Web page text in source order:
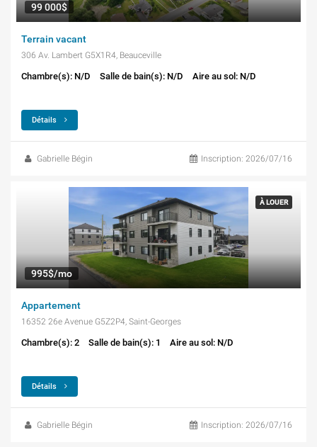
99 000$
Terrain vacant
306 Av. Lambert G5X1R4, Beauceville
Chambre(s): N/D Salle de bain(s): N/D Aire au sol: N/D
Détails
Gabrielle Bégin Inscription: 2026/07/16
À LOUER
995$/mo
Appartement
16352 26e Avenue G5Z2P4, Saint-Georges
Chambre(s): 2 Salle de bain(s): 1 Aire au sol: N/D
Détails
Gabrielle Bégin Inscription: 2026/07/16